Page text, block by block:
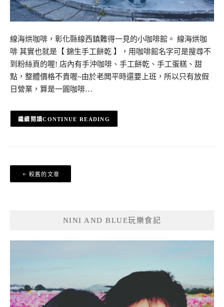
線海烘咖啡，彰化縣線西鎮難得一見的小咖啡館。 線海烘咖
啡 其實也就是【 錦生手工餅乾 】，用咖啡館名字可是搜尋不
到粉絲頁的喔! 店內有手沖咖啡、手工餅乾、手工蛋糕、甜
點，整體價格不貴喔~由於老闆平時還要上班，所以只有放假
日營業，算是一圓咖啡…
CONTINUE READING
文
章
較舊的文章
NINI AND BLUE玩樂食記